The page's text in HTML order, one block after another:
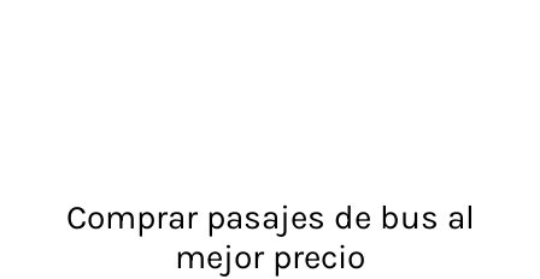
Comprar pasajes de bus al
mejor precio